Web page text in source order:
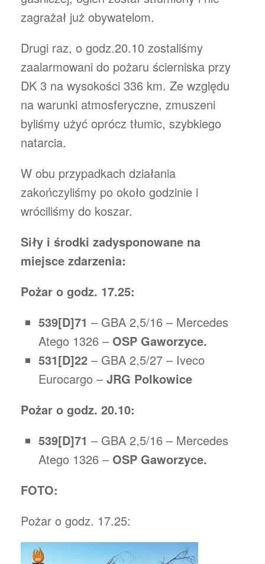
zagrażał już obywatelom.
Drugi raz, o godz.20.10 zostaliśmy
zaalarmowani do pożaru ścierniska przy
DK 3 na wysokości 336 km. Ze względu
na warunki atmosferyczne, zmuszeni
byliśmy użyć oprócz tłumic, szybkiego
natarcia.
W obu przypadkach działania
zakończyliśmy po około godzinie i
wróciliśmy do koszar.
Siły i środki zadysponowane na
miejsce zdarzenia:
Pożar o godz. 17.25:
539[D]71 – GBA 2,5/16 – Mercedes
Atego 1326 – OSP Gaworzyce.
531[D]22 – GBA 2,5/27 – Iveco
Eurocargo – JRG Polkowice
Pożar o godz. 20.10:
539[D]71 – GBA 2,5/16 – Mercedes
Atego 1326 – OSP Gaworzyce.
FOTO:
Pożar o godz. 17.25: